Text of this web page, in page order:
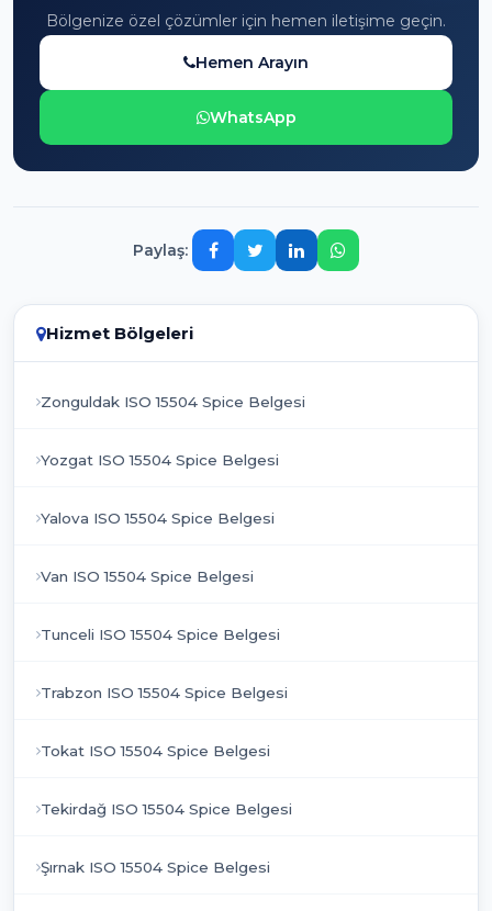
Bölgenize özel çözümler için hemen iletişime geçin.
Hemen Arayın
WhatsApp
Paylaş:
Hizmet Bölgeleri
Zonguldak ISO 15504 Spice Belgesi
Yozgat ISO 15504 Spice Belgesi
Yalova ISO 15504 Spice Belgesi
Van ISO 15504 Spice Belgesi
Tunceli ISO 15504 Spice Belgesi
Trabzon ISO 15504 Spice Belgesi
Tokat ISO 15504 Spice Belgesi
Tekirdağ ISO 15504 Spice Belgesi
Şırnak ISO 15504 Spice Belgesi